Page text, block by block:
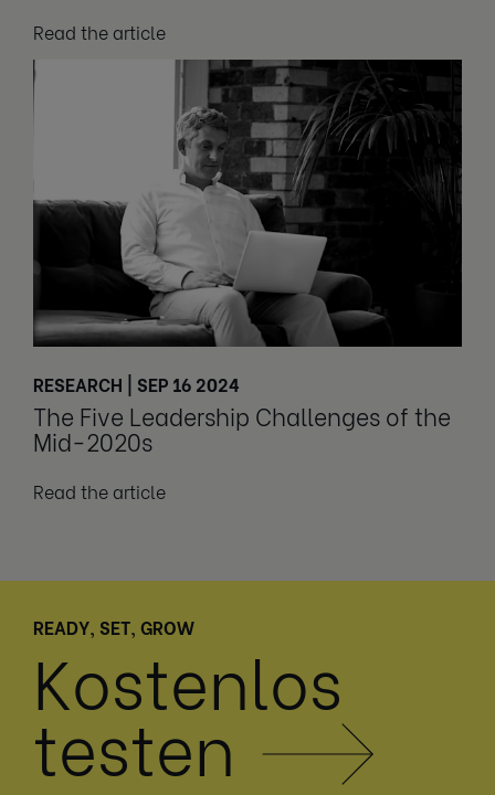
Read the article
RESEARCH | SEP 16 2024
The Five Leadership Challenges of the
Mid-2020s
Read the article
READY, SET, GROW
Kostenlos
testen